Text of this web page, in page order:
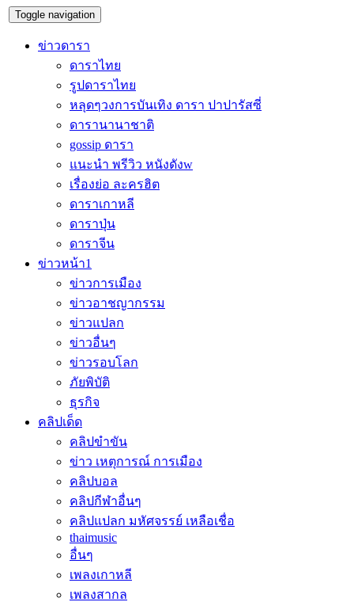
Toggle navigation
ข่าวดารา
ดาราไทย
รูปดาราไทย
หลุดๆวงการบันเทิง ดารา ปาปารัสซี่
ดารานานาชาติ
gossip ดารา
แนะนำ พรีวิว หนังดังw
เรื่องย่อ ละครฮิต
ดาราเกาหลี
ดาราปุ่น
ดาราจีน
ข่าวหน้า1
ข่าวการเมือง
ข่าวอาชญากรรม
ข่าวแปลก
ข่าวอื่นๆ
ข่าวรอบโลก
ภัยพิบัติ
ธุรกิจ
คลิปเด็ด
คลิปขำขัน
ข่าว เหตุการณ์ การเมือง
คลิปบอล
คลิปกีฬาอื่นๆ
คลิปแปลก มหัศจรรย์ เหลือเชื่อ
thaimusic
อื่นๆ
เพลงเกาหลี
เพลงสากล